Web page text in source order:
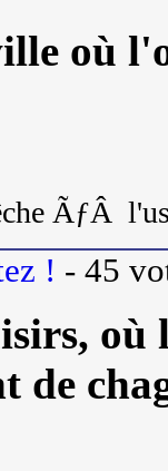
où
ÃƒÂ
! - 45
où
de